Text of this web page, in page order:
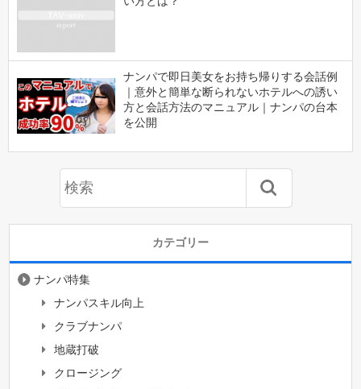
ナンパで即日美女をお持ち帰りする会話例
｜意外と簡単な断られないホテルへの誘い
方と会話方法のマニュアル｜ナンパの台本
を公開
カテゴリー
ナンパ特集
ナンパスキル向上
クラブナンパ
地蔵打破
クロージング